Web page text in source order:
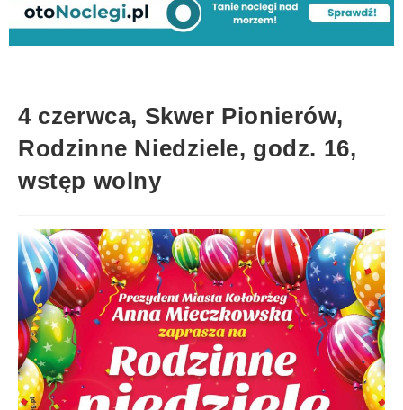
4 czerwca, Skwer Pionierów,
Rodzinne Niedziele, godz. 16,
wstęp wolny